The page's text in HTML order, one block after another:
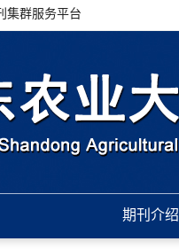
集群服务平台
期刊介绍